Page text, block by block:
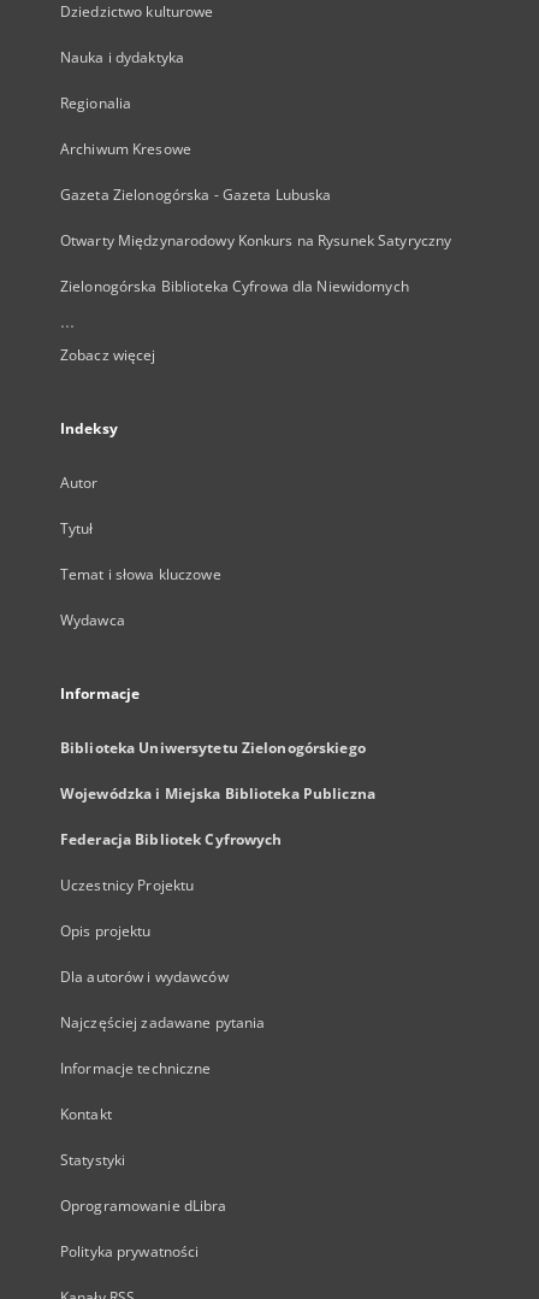
Dziedzictwo kulturowe
Nauka i dydaktyka
Regionalia
Archiwum Kresowe
Gazeta Zielonogórska - Gazeta Lubuska
Otwarty Międzynarodowy Konkurs na Rysunek Satyryczny
Zielonogórska Biblioteka Cyfrowa dla Niewidomych
...
Zobacz więcej
Indeksy
Autor
Tytuł
Temat i słowa kluczowe
Wydawca
Informacje
Biblioteka Uniwersytetu Zielonogórskiego
Wojewódzka i Miejska Biblioteka Publiczna
Federacja Bibliotek Cyfrowych
Uczestnicy Projektu
Opis projektu
Dla autorów i wydawców
Najczęściej zadawane pytania
Informacje techniczne
Kontakt
Statystyki
Oprogramowanie dLibra
Polityka prywatności